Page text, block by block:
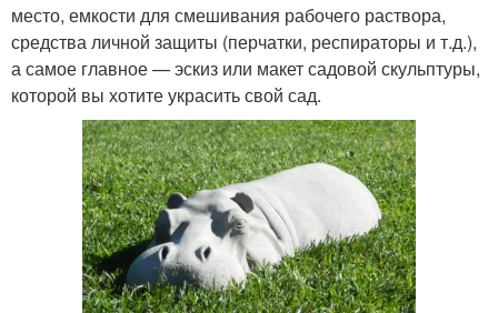
место, емкости для смешивания рабочего раствора,
средства личной защиты (перчатки, респираторы и т.д.),
а самое главное — эскиз или макет садовой скульптуры,
которой вы хотите украсить свой сад.